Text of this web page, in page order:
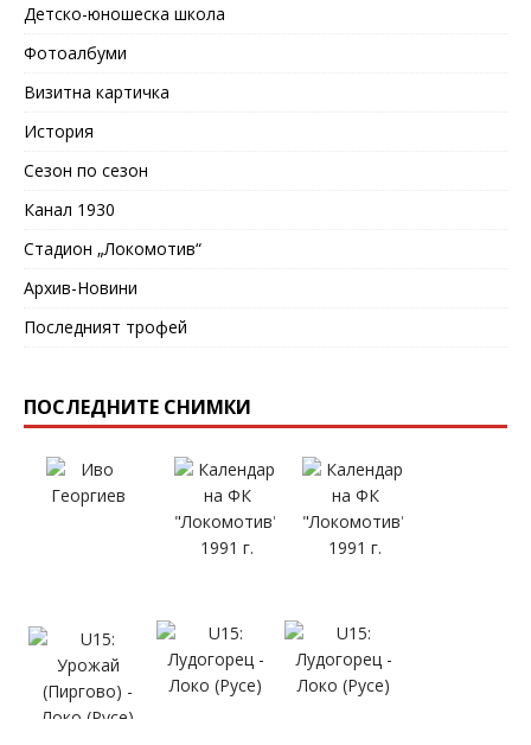
Детско-юношеска школа
Фотоалбуми
Визитна картичка
История
Сезон по сезон
Канал 1930
Стадион „Локомотив“
Архив-Новини
Последният трофей
ПОСЛЕДНИТЕ СНИМКИ